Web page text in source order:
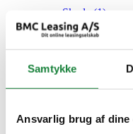
Samtykke
Ansvarlig brug af dine
Skoda (1)
Suzuki
Tesla
Toyota (
VW (20)
Mazda